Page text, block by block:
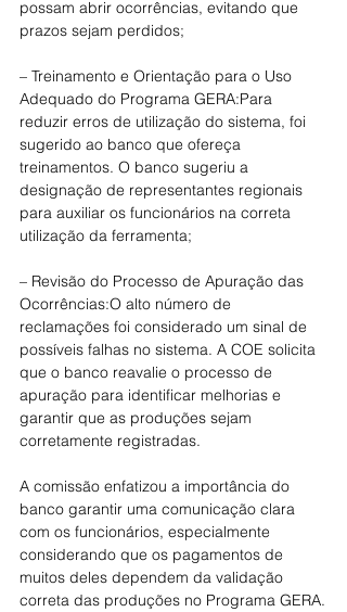
possam abrir ocorrências, evitando que
prazos sejam perdidos;
– Treinamento e Orientação para o Uso
Adequado do Programa GERA:Para
reduzir erros de utilização do sistema, foi
sugerido ao banco que ofereça
treinamentos. O banco sugeriu a
designação de representantes regionais
para auxiliar os funcionários na correta
utilização da ferramenta;
– Revisão do Processo de Apuração das
Ocorrências:O alto número de
reclamações foi considerado um sinal de
possíveis falhas no sistema. A COE solicita
que o banco reavalie o processo de
apuração para identificar melhorias e
garantir que as produções sejam
corretamente registradas.
A comissão enfatizou a importância do
banco garantir uma comunicação clara
com os funcionários, especialmente
considerando que os pagamentos de
muitos deles dependem da validação
correta das produções no Programa GERA.